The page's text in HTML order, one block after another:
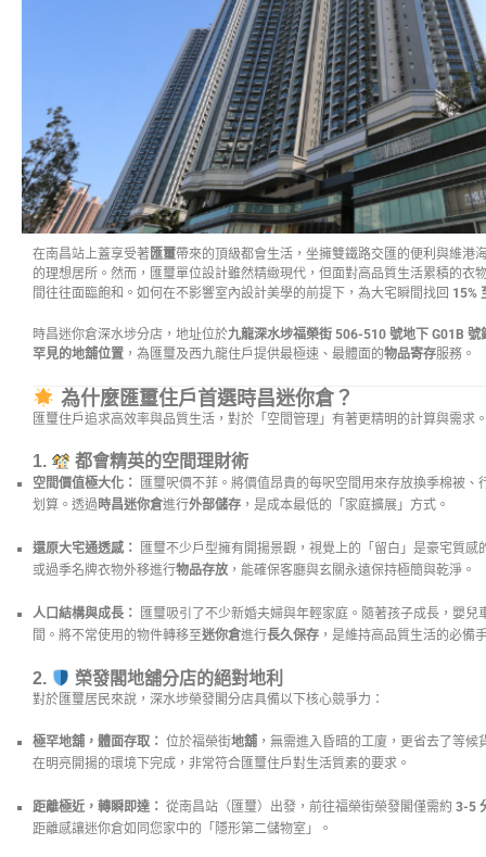
在南昌站上蓋享受著匯璽帶來的頂級都會生活，坐擁雙鐵路交匯的便利與維港
的理想居所。然而，匯璽單位設計雖然精緻現代，但面對高品質生活累積的衣
間往往面臨飽和。如何在不影響室內設計美學的前提下，為大宅瞬間找回 15%
時昌迷你倉深水埗分店，地址位於九龍深水埗福榮街 506-510 號地下 G01B 號
罕見的地舖位置 ，為匯璽及西九龍住戶提供最極速、最體面的物品寄存服務。
為什麼匯璽住戶首選時昌迷你倉？
匯璽住戶追求高效率與品質生活，對於「空間管理」有著更精明的計算與需求
1. 都會精英的空間理財術
空間價值極大化：
匯璽呎價不菲。將價值昂貴的每呎空間用來存放換季棉被
划算。透過時昌迷你倉進行外部儲存 ，是成本最低的「家庭擴展」方式。
還原大宅通透感：
匯璽不少戶型擁有開揚景觀，視覺上的「留白」是豪宅質
或過季名牌衣物外移進行物品存放 ，能確保客廳與玄關永遠保持極簡與乾淨。
人口結構與成長：
匯璽吸引了不少新婚夫婦與年輕家庭。隨著孩子成長，嬰
間。將不常使用的物件轉移至迷你倉進行長久保存 ，是維持高品質生活的必備
2. 榮發閣地舖分店的絕對地利
對於匯璽居民來說，深水埗榮發閣分店具備以下核心競爭力：
極罕地舖，體面存取： 位於福榮街地舖 ，無需進入昏暗的工廈，更省去了等候
在明亮開揚的環境下完成，非常符合匯璽住戶對生活質素的要求。
距離極近，轉瞬即達： 從南昌站（匯璽）出發，前往福榮街榮發閣僅需約 3-5
距離感讓迷你倉如同您家中的「隱形第二儲物室」。